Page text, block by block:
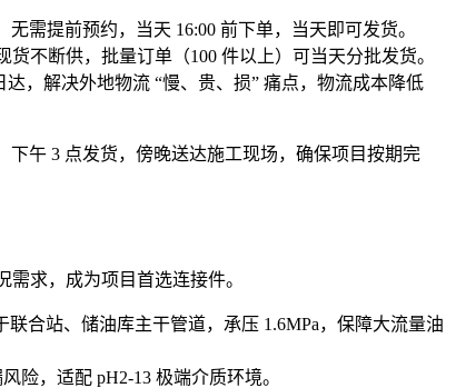
需提前预约，当天 16:00 前下单，当天即可发货。
不断供，批量订单（100 件以上）可当天分批发货。
，解决外地物流 “慢、贵、损” 痛点，物流成本降低
下午 3 点发货，傍晚送达施工现场，确保项目按期完
求，成为项目首选连接件。
合站、储油库主干管道，承压 1.6MPa，保障大流量油
险，适配 pH2-13 极端介质环境。